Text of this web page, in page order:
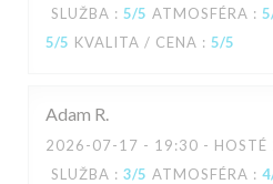
SLUŽBA : 5/5 ATMOSFÉRA : 5
5/5 KVALITA / CENA : 5/5
Adam R
2026-07-17 - 19:30 - HOSTÉ
SLUŽBA : 3/5 ATMOSFÉRA : 4